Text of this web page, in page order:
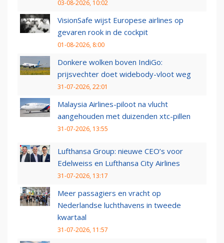
03-08-2026, 10:02
VisionSafe wijst Europese airlines op
gevaren rook in de cockpit
01-08-2026, 8:00
Donkere wolken boven IndiGo:
prijsvechter doet widebody-vloot weg
31-07-2026, 22:01
Malaysia Airlines-piloot na vlucht
aangehouden met duizenden xtc-pillen
31-07-2026, 13:55
Lufthansa Group: nieuwe CEO’s voor
Edelweiss en Lufthansa City Airlines
31-07-2026, 13:17
Meer passagiers en vracht op
Nederlandse luchthavens in tweede
kwartaal
31-07-2026, 11:57